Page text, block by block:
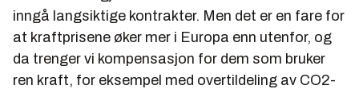
inngå langsiktige kontrakter. Men det er en fare for
at kraftprisene øker mer i Europa enn utenfor, og
da trenger vi kompensasjon for dem som bruker
ren kraft, for eksempel med overtildeling av CO2-